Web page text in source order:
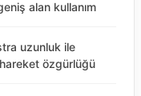
alan kullanım
uzunluk ile
özgürlüğü